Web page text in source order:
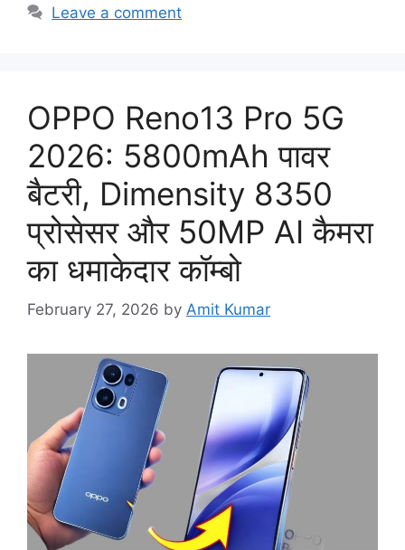
Leave a comment
OPPO Reno13 Pro 5G
2026: 5800mAh पावर
बैटरी, Dimensity 8350
प्रोसेसर और 50MP AI कैमरा
का धमाकेदार कॉम्बो
February 27, 2026 by Amit Kumar